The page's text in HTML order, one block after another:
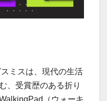
ミスは、現代の生活
、受賞歴のある折り
（ウォーキ